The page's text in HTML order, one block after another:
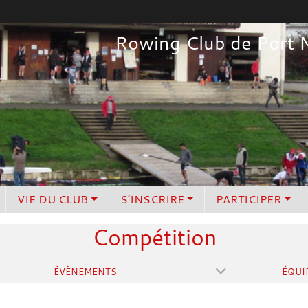
Rowing Club de Port
VIE DU CLUB S'INSCRIRE PARTICIPER
Compétition
ÉVÈNEMENTS